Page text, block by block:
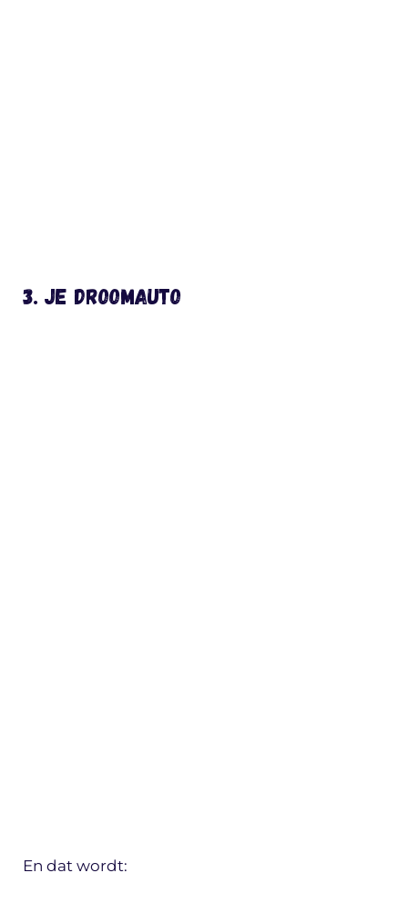
3. Je droomauto
En dat wordt: